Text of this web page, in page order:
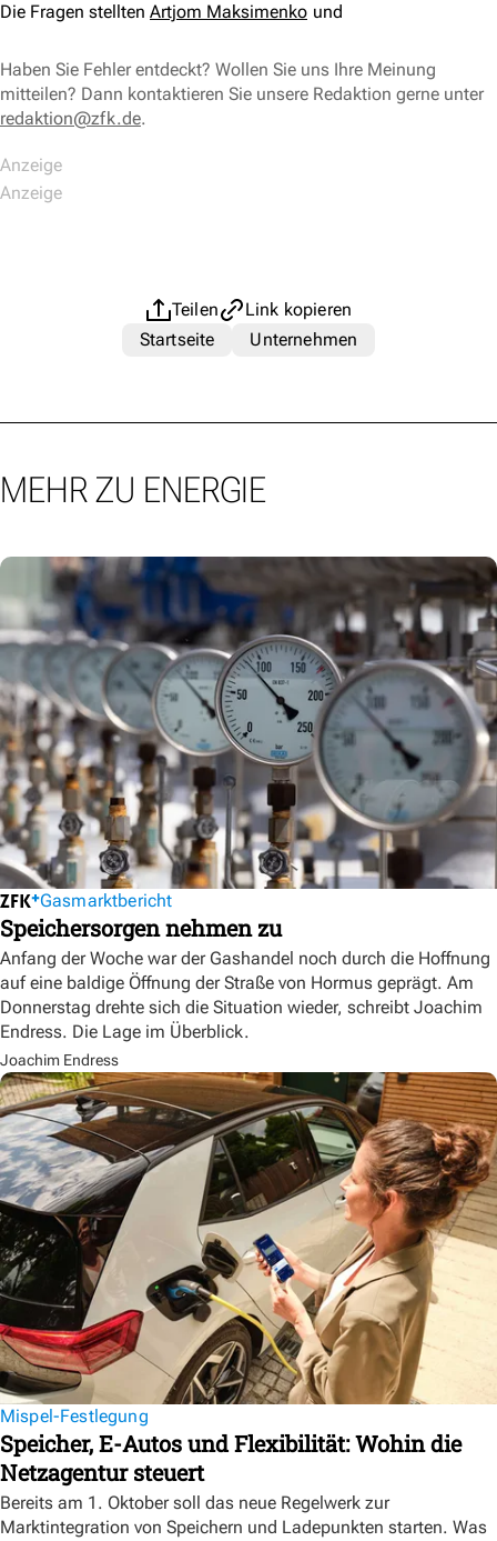
Die Fragen stellten Artjom Maksimenko
Haben Sie Fehler entdeckt? Wollen Sie uns Ihre Meinung
mitteilen? Dann kontaktieren Sie unsere Redaktion gerne unter
redaktion@zfk.de.
Teilen
Link kopieren
Startseite
Unternehmen
MEHR ZU ENERGIE
Gasmarktbericht
Speichersorgen nehmen zu
Anfang der Woche war der Gashandel noch durch die Hoffnung
auf eine baldige Öffnung der Straße von Hormus geprägt. Am
Donnerstag drehte sich die Situation wieder, schreibt Joachim
Endress. Die Lage im Überblick.
Joachim Endress
Mispel-Festlegung
Speicher, E-Autos und Flexibilität: Wohin die
Netzagentur steuert
Bereits am 1. Oktober soll das neue Regelwerk zur
Marktintegration von Speichern und Ladepunkten starten. Was